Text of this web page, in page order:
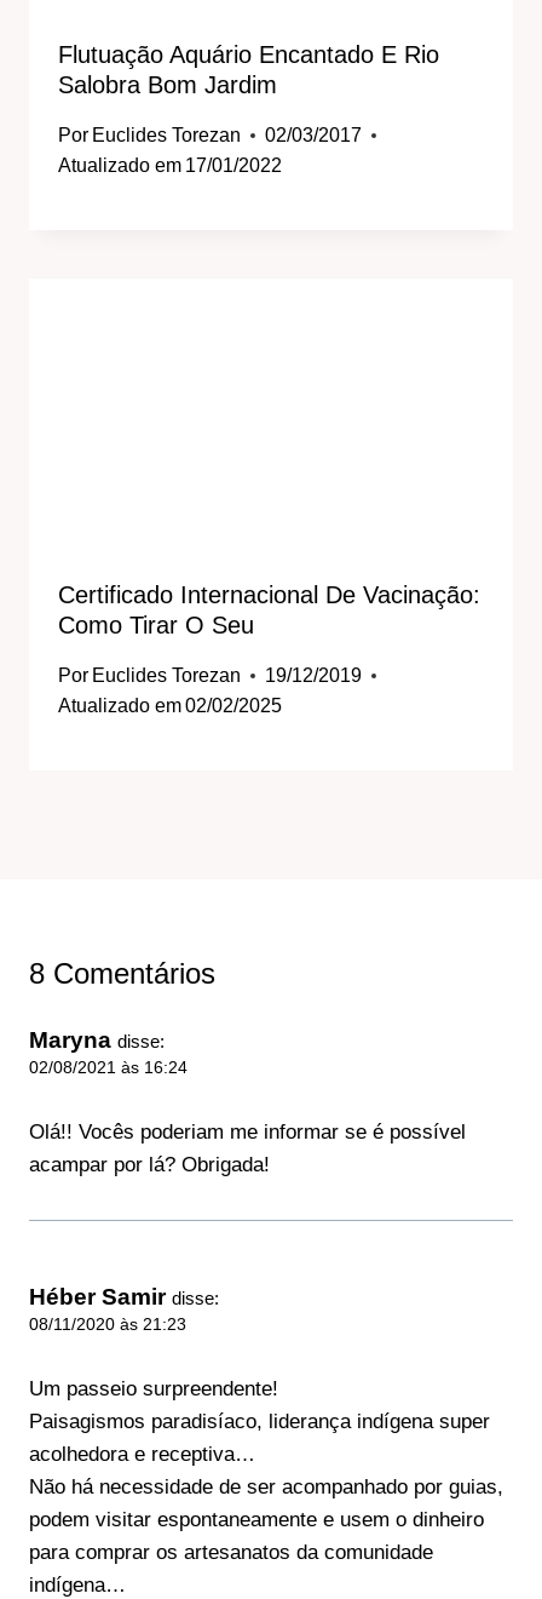
Flutuação Aquário Encantado E Rio
Salobra Bom Jardim
Por Euclides Torezan
02/03/2017
Atualizado em 17/01/2022
Certificado Internacional De Vacinação:
Como Tirar O Seu
Por Euclides Torezan
19/12/2019
Atualizado em02/02/2025
8 Comentários
Maryna disse:
02/08/2021 às 16:24
Olá!! Vocês poderiam me informar se é possível
acampar por lá? Obrigada!
Héber Samir disse:
08/11/2020 às 21:23
Um passeio surpreendente!
Paisagismos paradisíaco, liderança indígena super
acolhedora e receptiva…
Não há necessidade de ser acompanhado por guias,
podem visitar espontaneamente e usem o dinheiro
para comprar os artesanatos da comunidade
indígena…